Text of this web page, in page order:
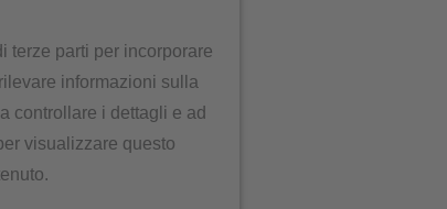
terze parti per incorporare
informazioni sulla
controllare i dettagli e ad
visualizzare questo